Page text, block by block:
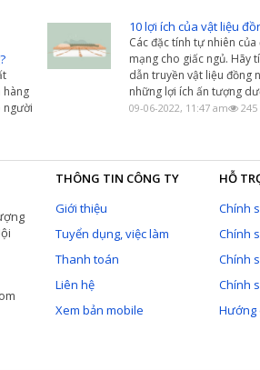
hàng
người
10 lợi ích của vật liệu
Các đặc tính tự nhiên
mạng cho giấc ngủ. Hãy
dẫn truyền vật liệu đồng
những lợi ích ấn tượng
09-06-2022, 11:47 am 245
THÔNG TIN CÔNG TY
Giới thiệu
Tuyển dụng, việc làm
Thanh toán
Liên hệ
Xem bản mobile
HỖ
Chính
Chính
Chính
Chính
Hướng